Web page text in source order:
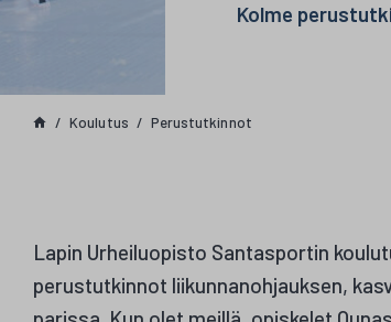
Kolme
Koulutus Perustutkinnot
Lapin Urheiluopisto Santasportin
perustutkinnot liikunnanohjauksen,